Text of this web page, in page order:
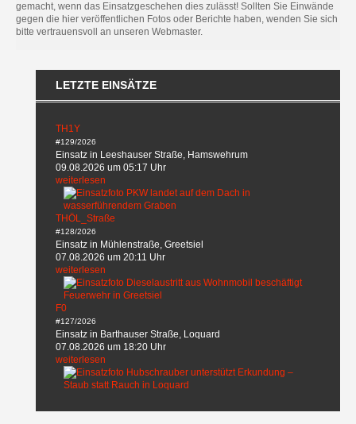
gemacht, wenn das Einsatzgeschehen dies zulässt! Sollten Sie Einwände
gegen die hier veröffentlichen Fotos oder Berichte haben, wenden Sie sich
bitte vertrauensvoll an unseren Webmaster.
LETZTE EINSÄTZE
TH1Y
#129/2026
Einsatz in Leeshauser Straße, Hamswehrum
09.08.2026 um 05:17 Uhr
weiterlesen
THÖL_Straße
#128/2026
Einsatz in Mühlenstraße, Greetsiel
07.08.2026 um 20:11 Uhr
weiterlesen
F0
#127/2026
Einsatz in Barthauser Straße, Loquard
07.08.2026 um 18:20 Uhr
weiterlesen